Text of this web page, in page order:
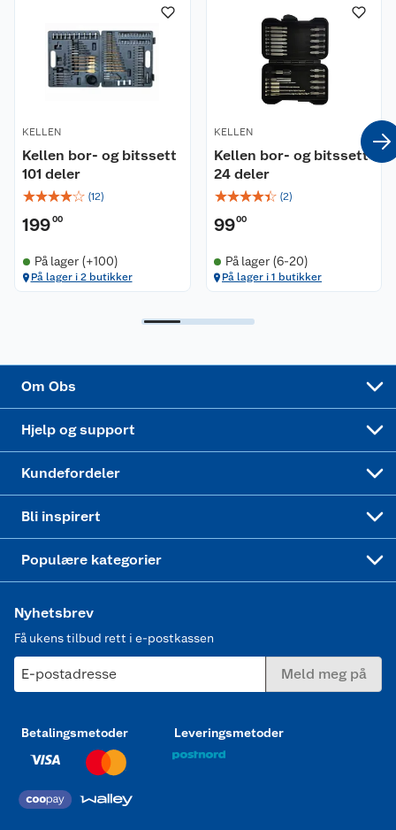
KELLEN
Kellen bor- og bitssett
101 deler
☆☆☆☆☆ (12)
19900
På lager (+100)
På lager i 2 butikker
KELLEN
Kellen bor- og bitssett
24 deler
☆☆☆☆☆ (2)
9900
På lager (6-20)
På lager i 1 butikker
Om Obs
Våre butikker
Våre merkevarer
Ledige stillinger
Bærekraft
Samvirkelag
Hjelp og support
Reklamasjon og garanti
Ofte stilte spørsmål
Leveringsalternativer
Pakkesporing
Kjøpsvilkår
Kundefordeler
Åpent kjøp
Coop medlem
Klikk og hent
Bli inspirert
Festdrakter til hele familien
Populære kategorier
Hagemøbler og utemøbler
Nyhetsbrev
Få ukens tilbud rett i e-postkassen
E-postadresse Meld meg på
Betalingsmetoder Leveringsmetoder